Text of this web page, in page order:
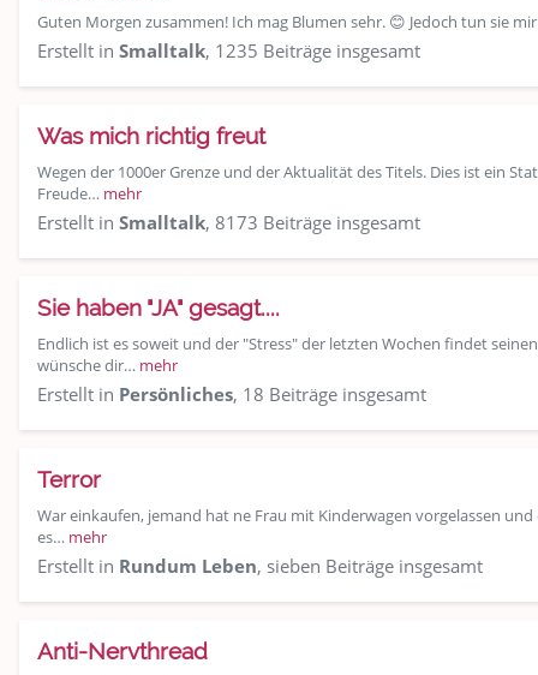
Guten Morgen zusammen! Ich mag Blumen sehr. 😊 Jedoch tun sie
Erstellt in Smalltalk, 1235 Beiträge insgesamt
Was mich richtig freut
Wegen der 1000er Grenze und der Aktualität des Titels. Dies ist ein
Freude… mehr
Erstellt in Smalltalk, 8173 Beiträge insgesamt
Sie haben "JA" gesagt....
Endlich ist es soweit und der "Stress" der letzten Wochen findet
wünsche dir… mehr
Erstellt in Persönliches, 18 Beiträge insgesamt
Terror
War einkaufen, jemand hat ne Frau mit Kinderwagen vorgelassen
es… mehr
Erstellt in Rundum Leben, sieben Beiträge insgesamt
Anti-Nervthread